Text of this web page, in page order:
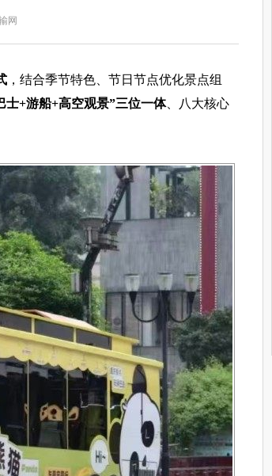
网
，结合季节特色、节日节点优化景点组
士+游船+高空观景”三位一体、八大核心